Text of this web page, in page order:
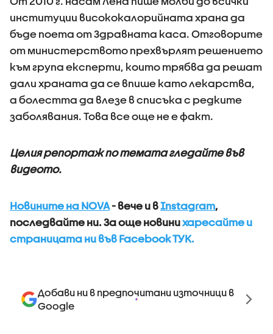
институции висококалорийната храна да
бъде поета от Здравната каса. Отговорите
от министерството прехвърлят решението
към група експерти, които трябва да решат
дали храната да се впише като лекарства,
а болестта да влезе в списъка с редките
заболявания. Това все още не е факт.
Целия репортаж по темата гледайте във
видеото.
Новините на NOVA- вече и вInstagram,
последвайте ни.За още новинихаресайте и
страницата ни във Facebook ТУК.
Добави ни в предпочитани източници в
Google